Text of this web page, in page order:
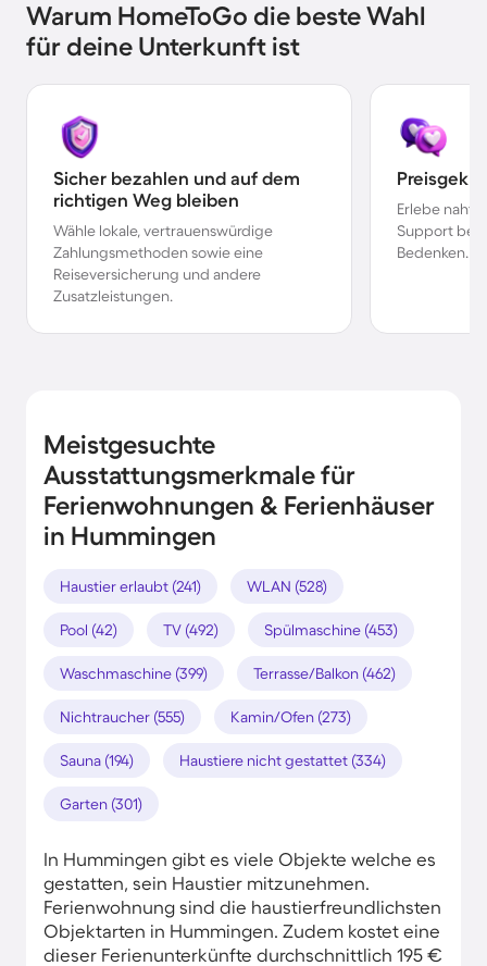
Warum HomeToGo die beste Wahl
für deine Unterkunft ist
Sicher bezahlen und auf dem
richtigen Weg bleiben
Wähle lokale, vertrauenswürdige
Zahlungsmethoden sowie eine
Reiseversicherung und andere
Zusatzleistungen.
Erlebe
Support bei
Bedenken.
Meistgesuchte
Ausstattungsmerkmale für
Ferienwohnungen & Ferienhäuser
in Hummingen
Haustier erlaubt (241) WLAN (528)
Pool (42) TV (492) Spülmaschine (453)
Waschmaschine (399) Terrasse/Balkon (462)
Nichtraucher (555) Kamin/Ofen (273)
Sauna (194) Haustiere nicht gestattet (334)
Garten (301)
In Hummingen gibt es viele Objekte welche es
gestatten, sein Haustier mitzunehmen.
Ferienwohnung sind die haustierfreundlichsten
Objektarten in Hummingen. Zudem kostet eine
dieser Ferienunterkünfte durchschnittlich 195 €